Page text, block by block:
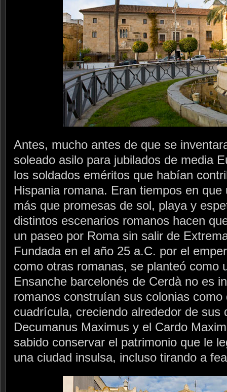
Antes, mucho antes de que se
soleado asilo para jubilados de media
los soldados eméritos que habían
Hispania romana. Eran tiempos en
más que promesas de sol, playa y
distintos escenarios romanos hacen
un paseo por Roma sin salir de
Fundada en el año 25 a.C. por el
como otras romanas, se planteó como
Ensanche barcelonés de Cerdà no es
romanos construían sus colonias como
cuadrícula, creciendo alrededor de sus
Decumanus Maximus y el Cardo
sabido conservar el patrimonio que le
una ciudad insulsa, incluso tirando a